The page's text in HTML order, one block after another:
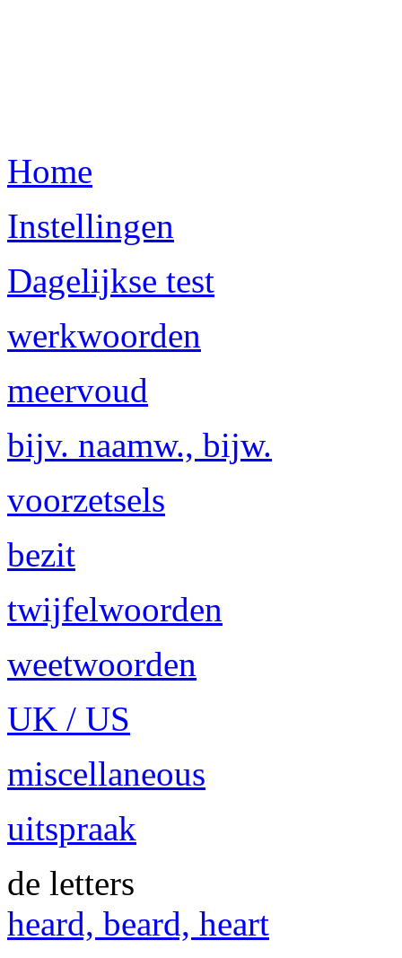
Home
Instellingen
Dagelijkse test
werkwoorden
meervoud
bijv. naamw., bijw.
voorzetsels
bezit
twijfelwoorden
weetwoorden
UK / US
miscellaneous
uitspraak
de letters
heard, beard, heart